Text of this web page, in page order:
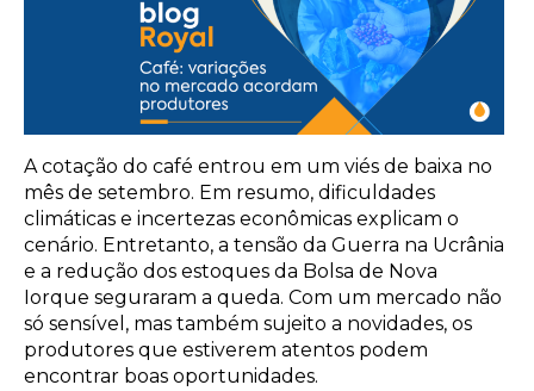
A cotação do café entrou em um viés de baixa no
mês de setembro. Em resumo, dificuldades
climáticas e incertezas econômicas explicam o
cenário. Entretanto, a tensão da Guerra na Ucrânia
e a redução dos estoques da Bolsa de Nova
Iorque seguraram a queda. Com um mercado não
só sensível, mas também sujeito a novidades, os
produtores que estiverem atentos podem
encontrar boas oportunidades.